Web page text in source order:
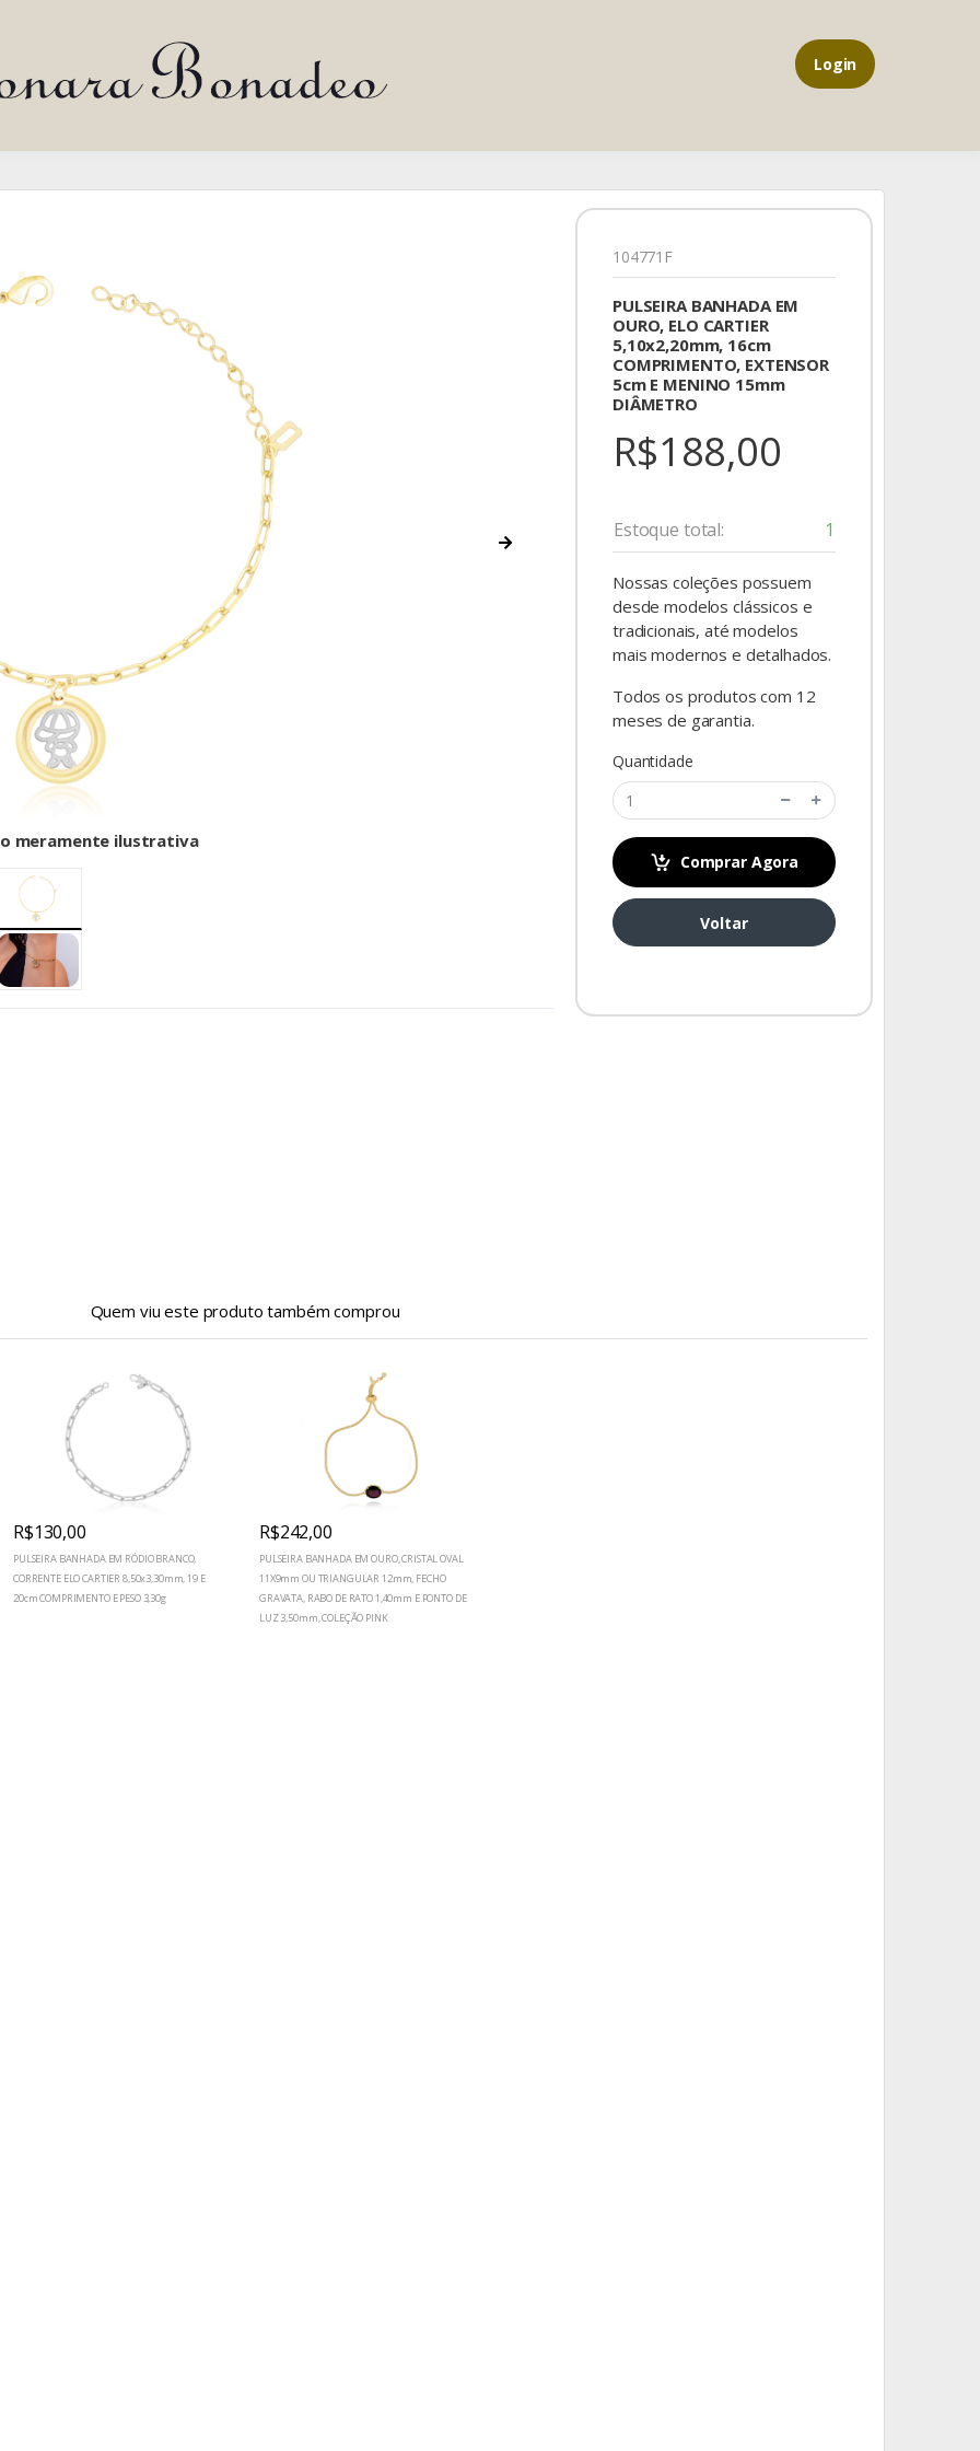
Login
meramente ilustrativa
104771F
PULSEIRA BANHADA EM
OURO, ELO CARTIER
5,10x2,20mm, 16cm
COMPRIMENTO, EXTENSOR
5cm E MENINO 15mm
DIÂMETRO
R$188,00
Estoque total: 1
Nossas coleções possuem
desde modelos clássicos e
tradicionais, até modelos
mais modernos e detalhados.
Todos os produtos com 12
meses de garantia.
Quantidade
Comprar Agora
Voltar
Quem viu este produto também comprou
R$130,00
PULSEIRA BANHADA EM RÓDIO BRANCO,
CORRENTE ELO CARTIER 8,50x3,30mm, 19 E
20cm COMPRIMENTO E PESO 3,30g
R$242,00
PULSEIRA BANHADA EM OURO, CRISTAL OVAL
11X9mm OU TRIANGULAR 12mm, FECHO
GRAVATA, RABO DE RATO 1,40mm E PONTO DE
LUZ 3,50mm, COLEÇÃO PINK